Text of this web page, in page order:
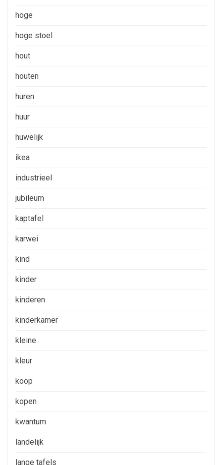
hoge
hoge stoel
hout
houten
huren
huur
huwelijk
ikea
industrieel
jubileum
kaptafel
karwei
kind
kinder
kinderen
kinderkamer
kleine
kleur
koop
kopen
kwantum
landelijk
lange tafels